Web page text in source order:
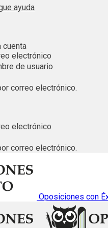
ayuda
cuenta
electrónico
de usuario
correo electrónico.
electrónico
correo electrónico.
Oposiciones con